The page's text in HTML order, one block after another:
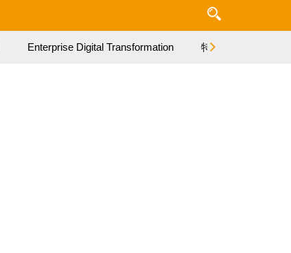
Enterprise Digital Transformation 特集